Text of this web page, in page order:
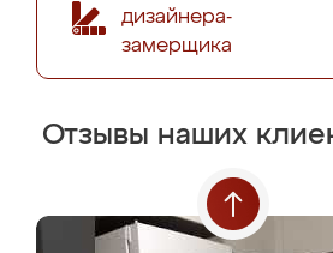
дизайнера-
замерщика
Отзывы наших